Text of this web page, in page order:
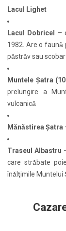
Lacul Lighet
Lacul Dobricel
–
1982. Are o faunǎ
pǎstrǎv sau scobar
Muntele Șatra
prelungire a
vulcanicǎ
Mǎnǎstirea Șatra
Traseul Albastru
care strǎbate
înǎlţimile Muntelui